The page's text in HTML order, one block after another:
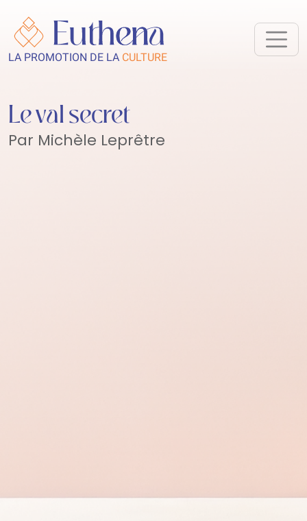
LA PROMOTION DE LA CULTURE
Le val secret
Par Michèle Leprêtre